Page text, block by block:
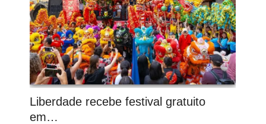
Liberdade recebe festival gratuito
em…